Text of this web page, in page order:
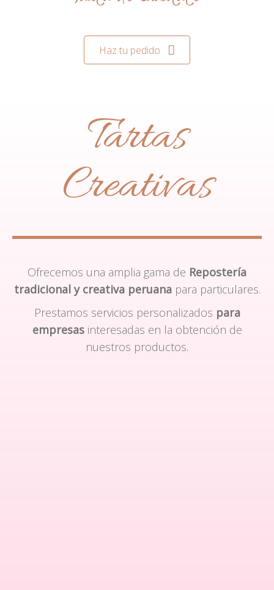
Haz tu pedido
Tartas
Creativas
Ofrecemos una amplia gama de Repostería
tradicional y creativa peruanapara particulares.
Prestamos servicios personalizados para
empresasinteresadas en la obtención de
nuestros productos.